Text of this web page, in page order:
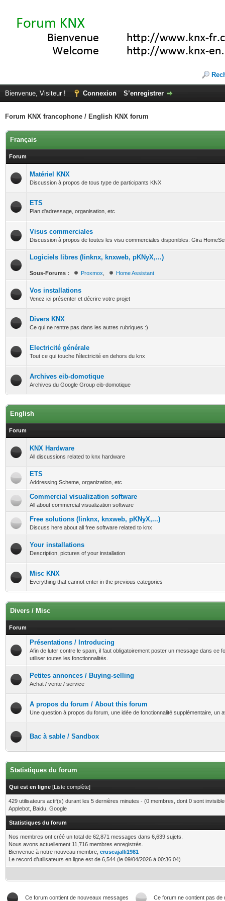
Bienvenue, Visiteur ! Connexion S’enregistrer
Forum KNX francophone / English KNX forum
Français
Forum
Matériel KNX
Discussion à propos de tous type de participants KNX
ETS
Plan d'adressage, organisation, etc
Visus commerciales
Discussion à propos de toutes les visu commerciales disponibles: Gira
Logiciels libres (linknx, knxweb, pKNyX,...)
Sous-Forums : Proxmox Home Assistant
Vos installations
Venez ici présenter et décrire votre projet
Divers KNX
Ce qui ne rentre pas dans les autres rubriques :)
Electricité générale
Tout ce qui touche l'électricité en dehors du knx
Archives eib-domotique
Archives du Google Group eib-domotique
English
Forum
KNX Hardware
All discussions related to knx hardware
ETS
Addressing Scheme, organization, etc
Commercial visualization software
All about commercial visualization software
Free solutions (linknx, knxweb, pKNyX,...)
Discuss here about all free software related to knx
Your installations
Description, pictures of your installation
Misc KNX
Everything that cannot enter in the previous categories
Divers / Misc
Forum
Présentations / Introducing
Afin de luter contre le spam, il faut obligatoirement poster un message dans ce
utiliser toutes les fonctionnalités.
Petites annonces / Buying-selling
Achat / vente / service
A propos du forum / About this forum
Une question à propos du forum, une idée de fonctionnalité supplémentaire, un
Bac à sable / Sandbox
Statistiques du forum
Qui est en ligne [Liste complète]
429 utilisateurs actif(s) durant les 5 dernières minutes - (0 membres, dont 0 sont
Applebot, Baidu, Google
Statistiques du forum
Nos membres ont créé un total de 62,871 messages dans 6,639 sujets.
Nous avons actuellement 11,716 membres enregistrés.
Bienvenue à notre nouveau membre, cruscajalli1981
Le record d’utilisateurs en ligne est de 6,544 (le 09/04/2026 à 00:36:04)
Ce forum contient de nouveaux messages Ce forum ne contient pas de